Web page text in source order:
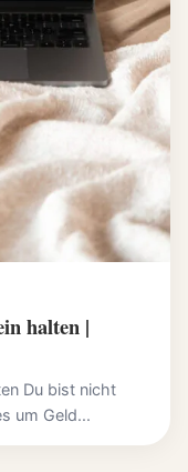
halten |
Du bist nicht
um Geld...